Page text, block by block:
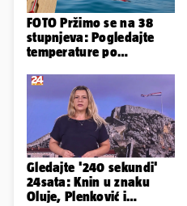
FOTO Pržimo se na 38
stupnjeva: Pogledajte
temperature po
Gledajte '240 sekundi'
24sata: Knin u znaku
Oluje, Plenković i